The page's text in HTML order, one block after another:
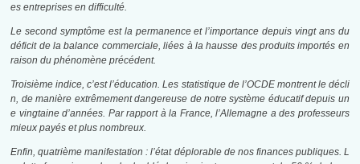
es entreprises en difficulté.
Le second symptôme est la permanence et l’importance depuis vingt ans du
déficit de la balance commerciale, liées à la hausse des produits importés en
raison du phénomène précédent.
Troisième indice, c’est l’éducation. Les statistique de l’OCDE montrent le décli
n, de manière extrêmement dangereuse de notre système éducatif depuis un
e vingtaine d’années. Par rapport à la France, l’Allemagne a des professeurs
mieux payés et plus nombreux.
Enfin, quatrième manifestation : l’état déplorable de nos finances publiques. L